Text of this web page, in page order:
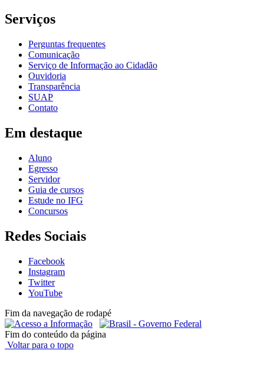
Serviços
Perguntas frequentes
Comunicação
Serviço de Informação ao Cidadão
Ouvidoria
Transparência
SUAP
Contato
Em destaque
Aluno
Egresso
Servidor
Guia de cursos
Estude no IFG
Concursos
Redes Sociais
Facebook
Instagram
Twitter
YouTube
Fim da navegação de rodapé
Fim do conteúdo da página
Voltar para o topo